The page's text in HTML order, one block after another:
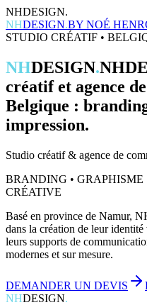
NHDESIGN.
NHDESIGN.BY NOÉ
STUDIO CRÉATIF •
NHDESIGN.
créatif et agence
Belgique :
impression.
Studio créatif & agence de
BRANDING • GRAPHISME
CRÉATIVE
Basé en province de Namur,
dans la création de leur
leurs supports de
modernes et sur mesure.
DEMANDER UN DEVIS
NHDESIGN.